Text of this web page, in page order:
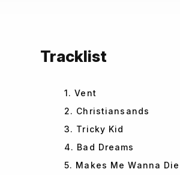
Tracklist
1. Vent
2. Christiansands
3. Tricky Kid
4. Bad Dreams
5. Makes Me Wanna Die